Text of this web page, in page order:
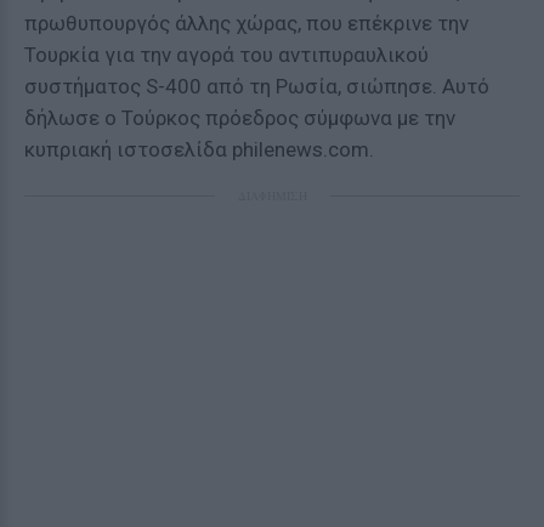
πρωθυπουργός άλλης χώρας, που επέκρινε την
Τουρκία για την αγορά του αντιπυραυλικού
συστήματος S-400 από τη Ρωσία, σιώπησε. Αυτό
δήλωσε ο Τούρκος πρόεδρος σύμφωνα με την
κυπριακή ιστοσελίδα philenews.com.